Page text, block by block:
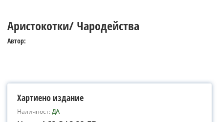
Аристокотки/ Чародейства
Автор:
Хартиено издание
Наличност:ДА